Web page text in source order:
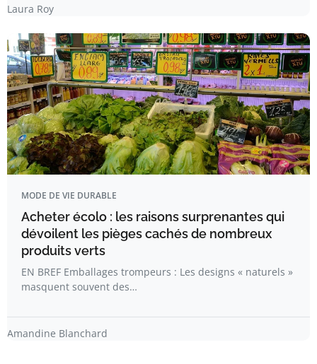
Laura Roy
MODE DE VIE DURABLE
Acheter écolo : les raisons surprenantes qui
dévoilent les pièges cachés de nombreux
produits verts
EN BREF Emballages trompeurs : Les designs « naturels »
masquent souvent des…
Amandine Blanchard